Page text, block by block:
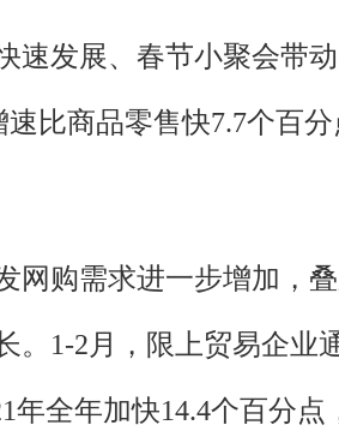
速发展、春节小聚会带
比商品零售快7.7个百分
网购需求进一步增加，
。1-2月，限上贸易企业
年全年加快14.4个百分